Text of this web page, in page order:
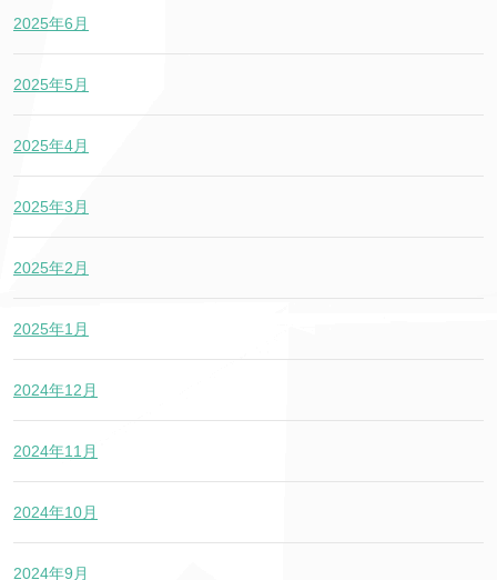
2025年6月
2025年5月
2025年4月
2025年3月
2025年2月
2025年1月
2024年12月
2024年11月
2024年10月
2024年9月